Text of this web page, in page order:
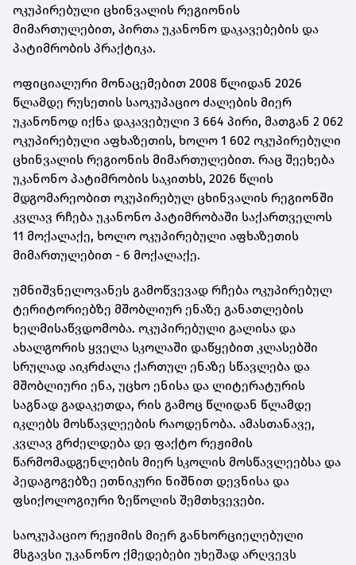
ოკუპირებული ცხინვალის რეგიონის
მიმართულებით, პირთა უკანონო დაკავებების და
პატიმრობის პრაქტიკა.
ოფიციალური მონაცემებით 2008 წლიდან 2026
წლამდე რუსეთის საოკუპაციო ძალების მიერ
უკანონოდ იქნა დაკავებული 3 664 პირი, მათგან 2 062
ოკუპირებული აფხაზეთის, ხოლო 1 602 ოკუპირებული
ცხინვალის რეგიონის მიმართულებით. რაც შეეხება
უკანონო პატიმრობის საკითხს, 2026 წლის
მდგომარეობით ოკუპირებულ ცხინვალის რეგიონში
კვლავ რჩება უკანონო პატიმრობაში საქართველოს
11 მოქალაქე, ხოლო ოკუპირებული აფხაზეთის
მიმართულებით - 6 მოქალაქე.
უმნიშვნელოვანეს გამოწვევად რჩება ოკუპირებულ
ტერიტორიებზე მშობლიურ ენაზე განათლების
ხელმისაწვდომობა. ოკუპირებული გალისა და
ახალგორის ყველა სკოლაში დაწყებით კლასებში
სრულად აიკრძალა ქართულ ენაზე სწავლება და
მშობლიური ენა, უცხო ენისა და ლიტერატურის
საგნად გადაკეთდა, რის გამოც წლიდან წლამდე
იკლებს მოსწავლეების რაოდენობა. ამასთანავე,
კვლავ გრძელდება დე ფაქტო რეჟიმის
წარმომადგენლების მიერ სკოლის მოსწავლეებსა და
პედაგოგებზე ეთნიკური ნიშნით დევნისა და
ფსიქოლოგიური ზეწოლის შემთხვევები.
საოკუპაციო რეჟიმის მიერ განხორციელებული
მსგავსი უკანონო ქმედებები უხეშად არღვევს